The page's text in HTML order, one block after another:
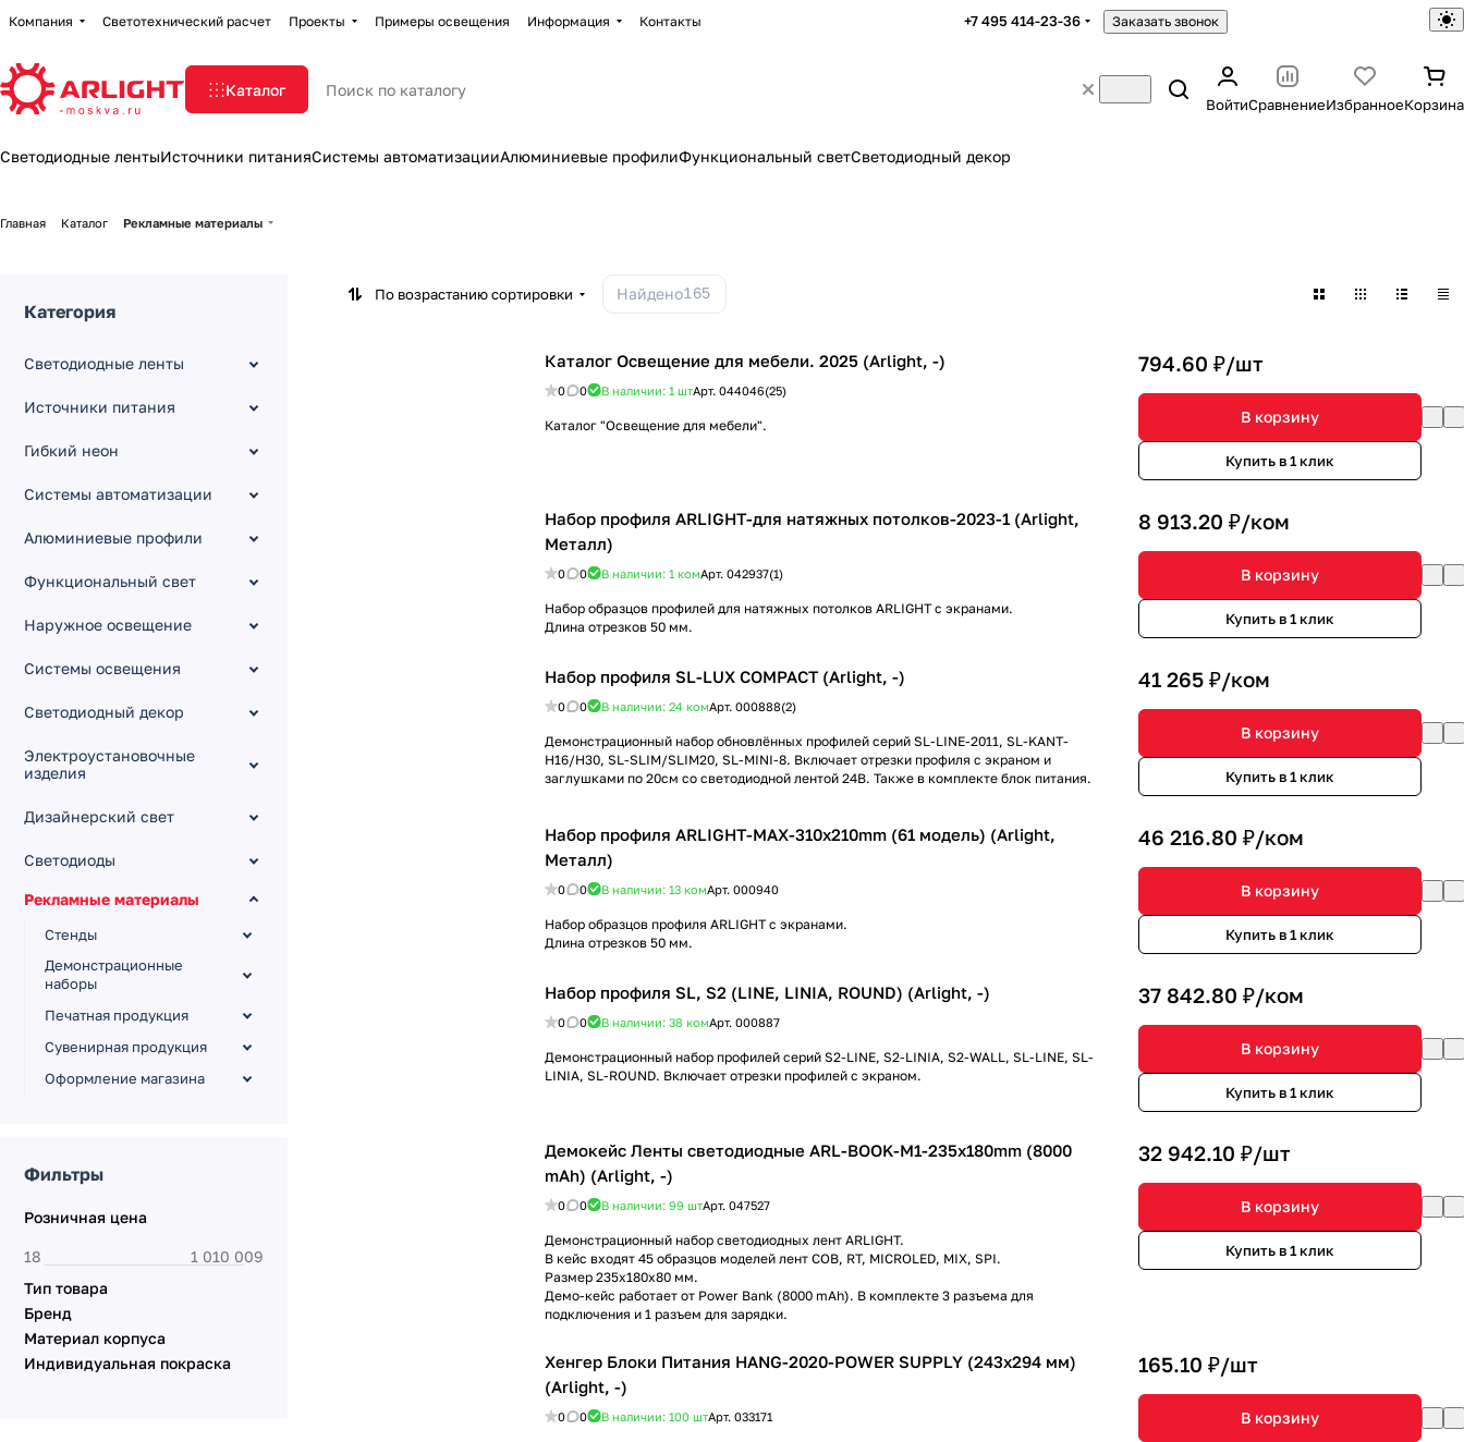
Компания Светотехнический расчет Проекты Примеры освещения Информация Контакты +7 495 414-23-36 Заказать звонок
Каталог
ВойтиСравнениеИзбранноеКорзина
Светодиодные лентыИсточники питанияСистемы автоматизацииАлюминиевые профилиФункциональный светСветодиодный декор
Главная Каталог Рекламные материалы
По возрастанию сортировки Найдено165
Каталог Освещение для мебели. 2025 (Arlight, -)
0 0 В наличии: 1 штАрт. 044046(25)
Каталог "Освещение для мебели".
794.60 ₽/шт
В корзину
Купить в 1 клик
Набор профиля ARLIGHT-для натяжных потолков-2023-1 (Arlight,
Металл)
0 0 В наличии: 1 комАрт. 042937(1)
Набор образцов профилей для натяжных потолков ARLIGHT с экранами.
Длина отрезков 50 мм.
8 913.20 ₽/ком
В корзину
Купить в 1 клик
Набор профиля SL-LUX COMPACT (Arlight, -)
0 0 В наличии: 24 комАрт. 000888(2)
Демонстрационный набор обновлённых профилей серий SL-LINE-2011, SL-KANT-
H16/H30, SL-SLIM/SLIM20, SL-MINI-8. Включает отрезки профиля с экраном и
заглушками по 20см со светодиодной лентой 24В. Также в комплекте блок питания.
41 265 ₽/ком
В корзину
Купить в 1 клик
Набор профиля ARLIGHT-MAX-310х210mm (61 модель) (Arlight,
Металл)
0 0 В наличии: 13 комАрт. 000940
Набор образцов профиля ARLIGHT с экранами.
Длина отрезков 50 мм.
46 216.80 ₽/ком
В корзину
Купить в 1 клик
Набор профиля SL, S2 (LINE, LINIA, ROUND) (Arlight, -)
0 0 В наличии: 38 комАрт. 000887
Демонстрационный набор профилей серий S2-LINE, S2-LINIA, S2-WALL, SL-LINE, SL-
LINIA, SL-ROUND. Включает отрезки профилей с экраном.
37 842.80 ₽/ком
В корзину
Купить в 1 клик
Демокейс Ленты светодиодные ARL-BOOK-M1-235х180mm (8000
mAh) (Arlight, -)
0 0 В наличии: 99 штАрт. 047527
Демонстрационный набор светодиодных лент ARLIGHT.
В кейс входят 45 образцов моделей лент COB, RT, MICROLED, MIX, SPI.
Размер 235х180х80 мм.
Демо-кейс работает от Power Bank (8000 mAh). В комплекте 3 разъема для
подключения и 1 разъем для зарядки.
32 942.10 ₽/шт
В корзину
Купить в 1 клик
Хенгер Блоки Питания HANG-2020-POWER SUPPLY (243x294 мм)
(Arlight, -)
0 0 В наличии: 100 штАрт. 033171
165.10 ₽/шт
В корзину
Категория
Светодиодные ленты
Источники питания
Гибкий неон
Системы автоматизации
Алюминиевые профили
Функциональный свет
Наружное освещение
Системы освещения
Светодиодный декор
Электроустановочные
изделия
Дизайнерский свет
Светодиоды
Рекламные материалы
Стенды
Демонстрационные
наборы
Печатная продукция
Сувенирная продукция
Оформление магазина
Фильтры
Розничная цена
Тип товара
Бренд
Материал корпуса
Индивидуальная покраска